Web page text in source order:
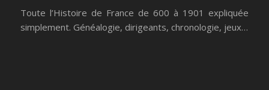
Toute l’Histoire de France de 600 à 1901 expliquée
simplement. Généalogie, dirigeants, chronologie, jeux…